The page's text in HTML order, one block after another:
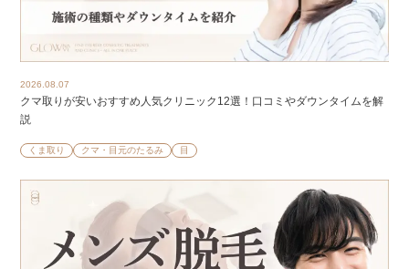
2026.08.07
クマ取りが安いおすすめ人気クリニック12選！口コミやダウンタイムを解
説
くま取り クマ・目元のたるみ 目